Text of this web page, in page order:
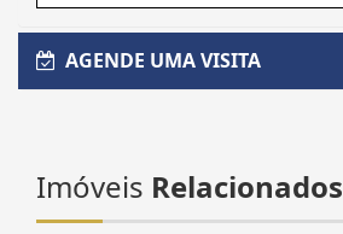
AGENDE UMA VISITA
Imóveis Relacionados